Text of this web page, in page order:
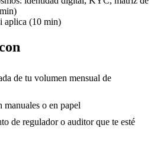
aplica (10 min)
de tu volumen mensual de
manuales o en papel
de regulador o auditor que te esté